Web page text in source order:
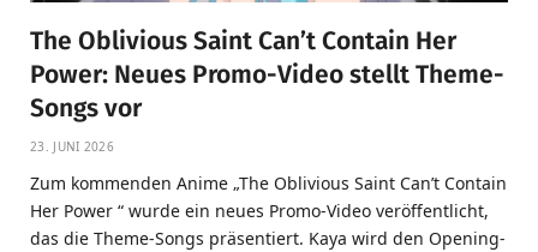
The Oblivious Saint Can’t Contain Her
Power: Neues Promo-Video stellt Theme-
Songs vor
23. JUNI 2026
Zum kommenden Anime „The Oblivious Saint Can’t Contain
Her Power “ wurde ein neues Promo-Video veröffentlicht,
das die Theme-Songs präsentiert. Kaya wird den Opening-